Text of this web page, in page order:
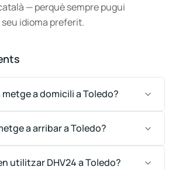
— perquè sempre pugui
idioma preferit.
a domicili a Toledo?
a arribar a Toledo?
utilitzar DHV24 a Toledo?